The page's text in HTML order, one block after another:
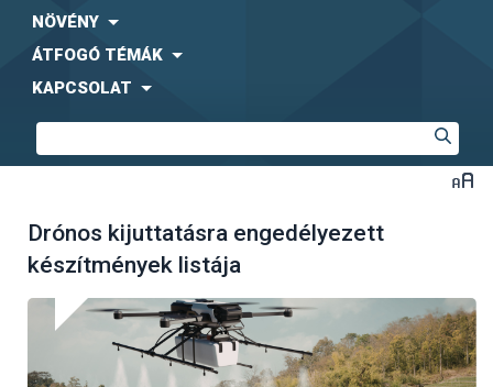
NÖVÉNY
ÁTFOGÓ TÉMÁK
KAPCSOLAT
Drónos kijuttatásra engedélyezett
készítmények listája